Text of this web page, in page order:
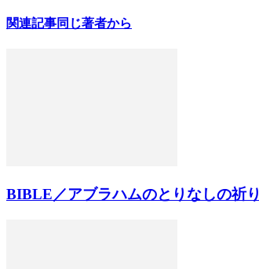
関連記事同じ著者から
BIBLE／アブラハムのとりなしの祈り